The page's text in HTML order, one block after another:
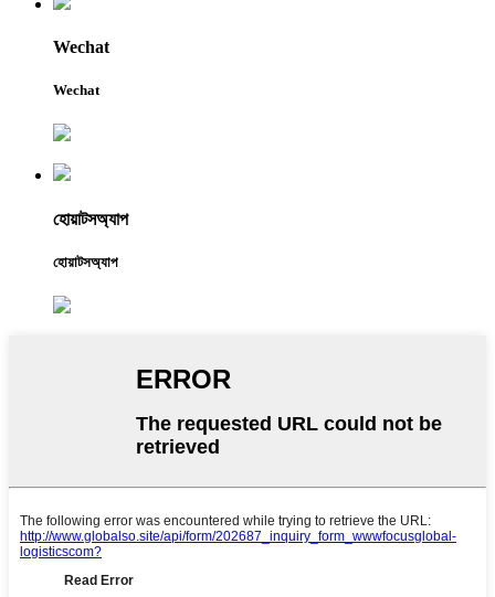
Wechat
Wechat
হোয়াটসঅ্যাপ
হোয়াটসঅ্যাপ